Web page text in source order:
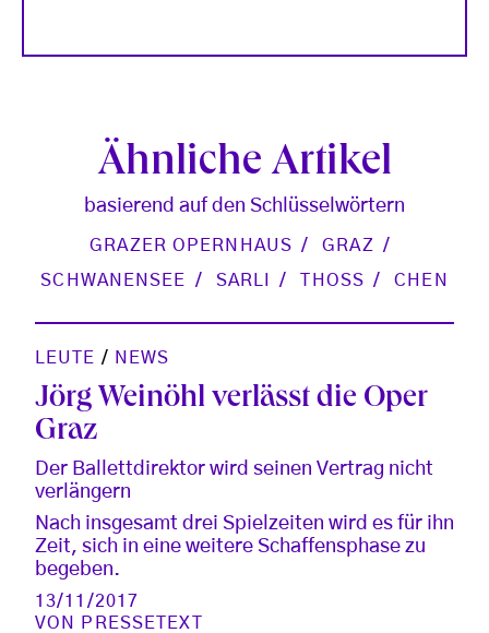
Ähnliche Artikel
basierend auf den Schlüsselwörtern
GRAZER OPERNHAUS
GRAZ
SCHWANENSEE
SARLI THOSS CHEN
LEUTE / NEWS
Jörg Weinöhl verlässt die Oper
Graz
Der Ballettdirektor wird seinen Vertrag nicht
verlängern
Nach insgesamt drei Spielzeiten wird es für ihn
Zeit, sich in eine weitere Schaffensphase zu
begeben.
13/11/2017
VON
PRESSETEXT